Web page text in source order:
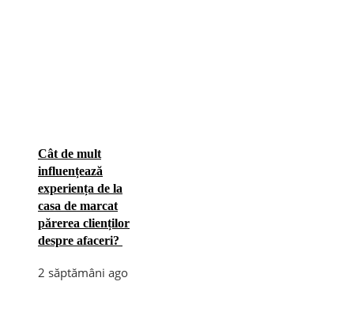
Cât de mult
influențează
experiența de la
casa de marcat
părerea clienților
despre afaceri?
2 săptămâni ago